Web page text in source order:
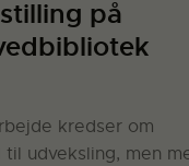
på
kredser om
udveksling, men